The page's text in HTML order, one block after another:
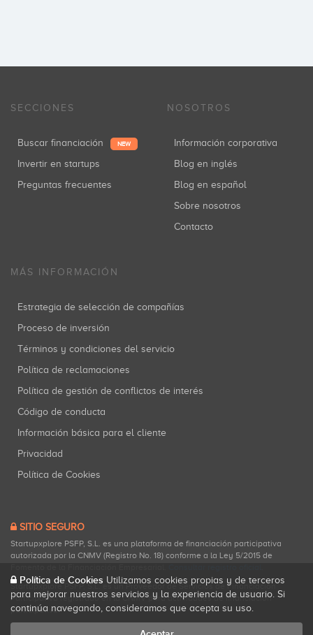
SECCIONES
Buscar financiación NEW
Invertir en startups
Preguntas frecuentes
NOSOTROS
Información corporativa
Blog en inglés
Blog en español
Sobre nosotros
Contacto
MÁS INFORMACIÓN
Estrategia de selección de compañías
Proceso de inversión
Términos y condiciones del servicio
Política de reclamaciones
Política de gestión de conflictos de interés
Código de conducta
Información básica para el cliente
Privacidad
Política de Cookies
SITIO SEGURO
Startupxplore PSFP, S.L. es una plataforma de financiación participativa
autorizada por la CNMV (Registro No. 18) conforme a la Ley 5/2015 de
Startupxplore PSFP, S.L. es un Proveedor de Servicios de Financiación
Participativa registrado en la CNMV para actividades de financiación
participativa.
Política de Cookies Utilizamos cookies propias y de terceros
para mejorar nuestros servicios y la experiencia de usuario. Si
continúa navegando, consideramos que acepta su uso.